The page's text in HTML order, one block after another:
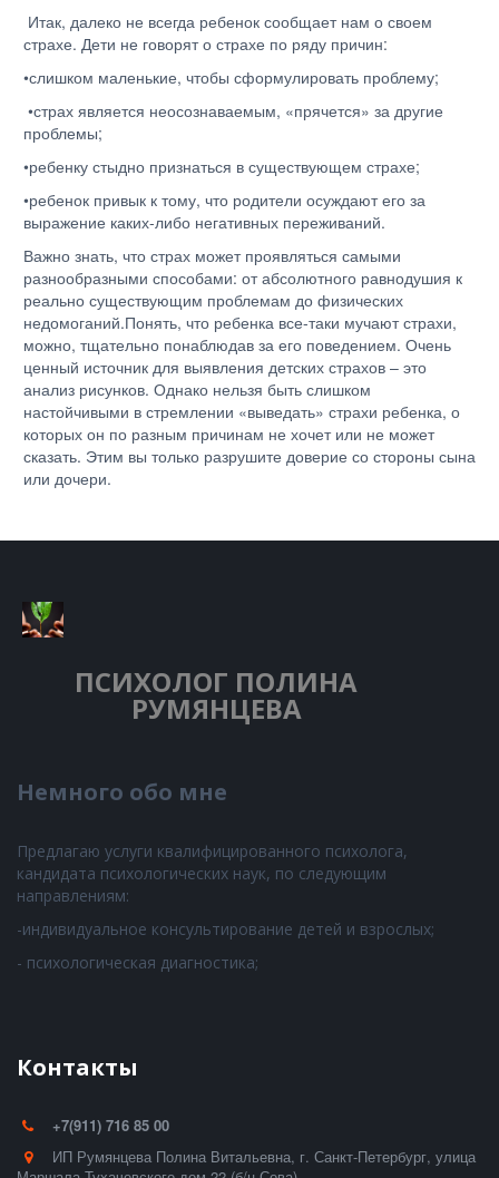
Итак, далеко не всегда ребенок сообщает нам о своем
страхе. Дети не говорят о страхе по ряду причин:
•слишком маленькие, чтобы сформулировать проблему;
•страх является неосознаваемым, «прячется» за другие
проблемы;
•ребенку стыдно признаться в существующем страхе;
•ребенок привык к тому, что родители осуждают его за
выражение каких-либо негативных переживаний.
Важно знать, что страх может проявляться самыми
разнообразными способами: от абсолютного равнодушия к
реально существующим проблемам до физических
недомоганий.Понять, что ребенка все-таки мучают страхи,
можно, тщательно понаблюдав за его поведением. Очень
ценный источник для выявления детских страхов – это
анализ рисунков. Однако нельзя быть слишком
настойчивыми в стремлении «выведать» страхи ребенка, о
которых он по разным причинам не хочет или не может
сказать. Этим вы только разрушите доверие со стороны сына
или дочери.
ПСИХОЛОГ ПОЛИНА
РУМЯНЦЕВА
Немного обо мне
Предлагаю услуги квалифицированного психолога,
кандидата психологических наук, по следующим
направлениям:
-индивидуальное консультирование детей и взрослых;
- психологическая диагностика;
Контакты
+7(911) 716 85 00
ИП Румянцева Полина Витальевна, г. Санкт-Петербург, улица